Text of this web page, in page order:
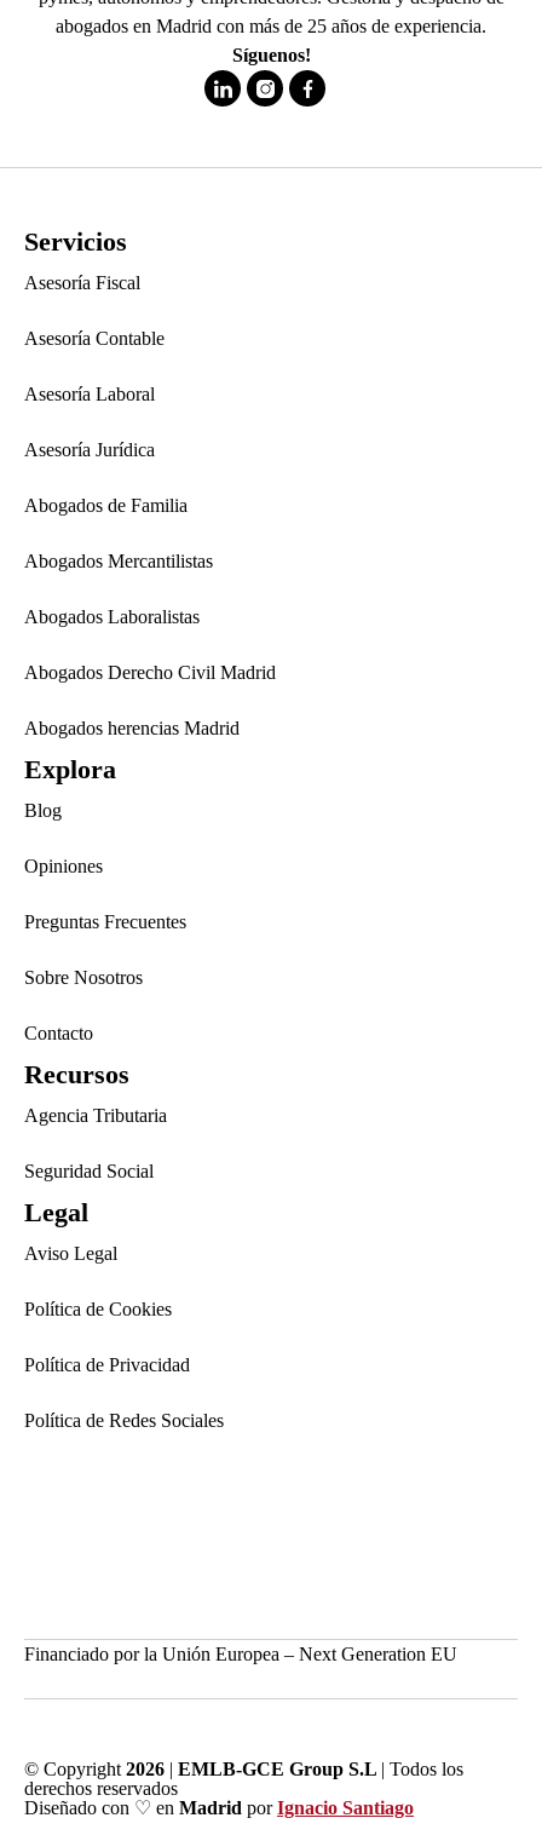
abogados en Madrid con más de 25 años de experiencia.
Síguenos!
Servicios
Asesoría Fiscal
Asesoría Contable
Asesoría Laboral
Asesoría Jurídica
Abogados de Familia
Abogados Mercantilistas
Abogados Laboralistas
Abogados Derecho Civil Madrid
Abogados herencias Madrid
Explora
Blog
Opiniones
Preguntas Frecuentes
Sobre Nosotros
Contacto
Recursos
Agencia Tributaria
Seguridad Social
Legal
Aviso Legal
Política de Cookies
Política de Privacidad
Política de Redes Sociales
Financiado por la Unión Europea – Next Generation EU
© Copyright 2026 | EMLB-GCE Group S.L | Todos los
derechos reservados
Diseñado con ♡ en Madrid porIgnacio Santiago